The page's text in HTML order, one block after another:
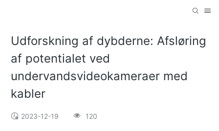
Udforskning af dybderne: Afsløring
af potentialet ved
undervandsvideokameraer med
kabler
2023-12-19 120